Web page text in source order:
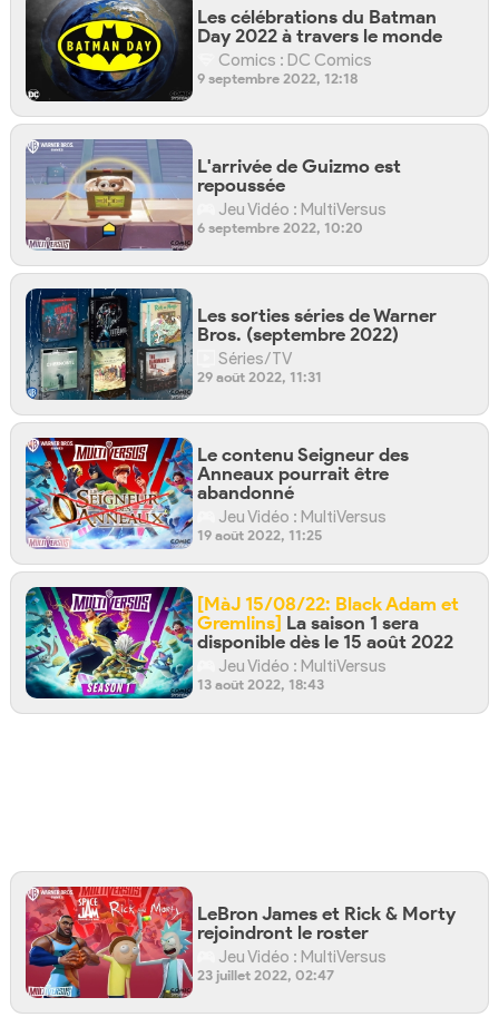
Les célébrations du Batman
Day 2022 à travers le monde
Comics : DC Comics
9 septembre 2022, 12:18
L'arrivée de Guizmo est
repoussée
Jeu Vidéo : MultiVersus
6 septembre 2022, 10:20
Les sorties séries de Warner
Bros. (septembre 2022)
Séries/TV
29 août 2022, 11:31
Le contenu Seigneur des
Anneaux pourrait être
abandonné
Jeu Vidéo : MultiVersus
19 août 2022, 11:25
[MàJ 15/08/22: Black Adam et
Gremlins] La saison 1 sera
disponible dès le 15 août 2022
Jeu Vidéo : MultiVersus
13 août 2022, 18:43
LeBron James et Rick & Morty
rejoindront le roster
Jeu Vidéo : MultiVersus
23 juillet 2022, 02:47